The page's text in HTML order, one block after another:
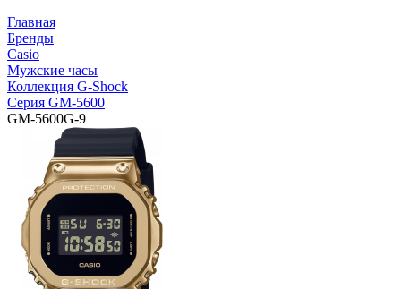
Главная
Бренды
Casio
Мужские часы
Коллекция G-Shock
Серия GM-5600
GM-5600G-9